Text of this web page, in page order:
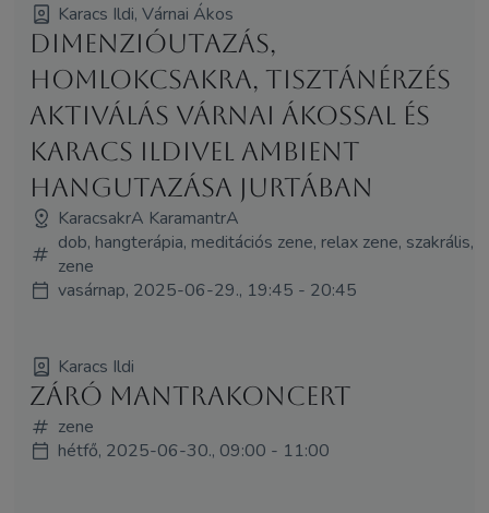
Karacs Ildi, Várnai Ákos
Dimenzióutazás,
homlokcsakra, tisztánérzés
aktiválás Várnai Ákossal és
Karacs Ildivel ambient
hangutazása jurtában
KaracsakrA KaramantrA
dob, hangterápia, meditációs zene, relax zene, szakrális,
zene
vasárnap, 2025-06-29., 19:45 - 20:45
Karacs Ildi
Záró mantrakoncert
zene
hétfő, 2025-06-30., 09:00 - 11:00